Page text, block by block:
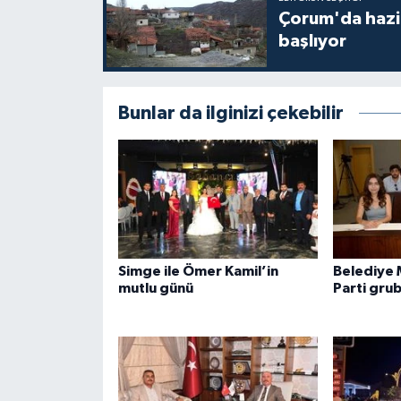
Çorum'da
başlıyor
Bunlar da ilginizi çekebilir
Simge ile Ömer Kamil’in
mutlu günü
Belediye
Parti